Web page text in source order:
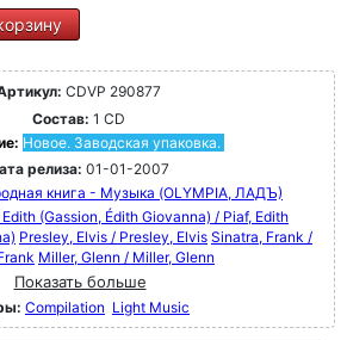
CDVP 290877
Состав: 1 CD
Новое. Заводская упаковка.
релиза: 01-01-2007
книга - Музыка (OLYMPIA, ЛАДЪ)
Edith (Gassion, Édith Giovanna) / Piaf, Edith
Presley, Elvis / Presley, Elvis Sinatra, Frank /
Miller, Glenn / Miller, Glenn
Показать больше
Compilation Light Music